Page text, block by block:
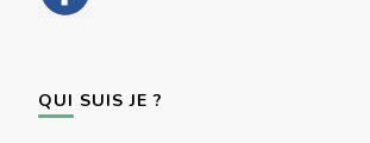
QUI SUIS JE ?